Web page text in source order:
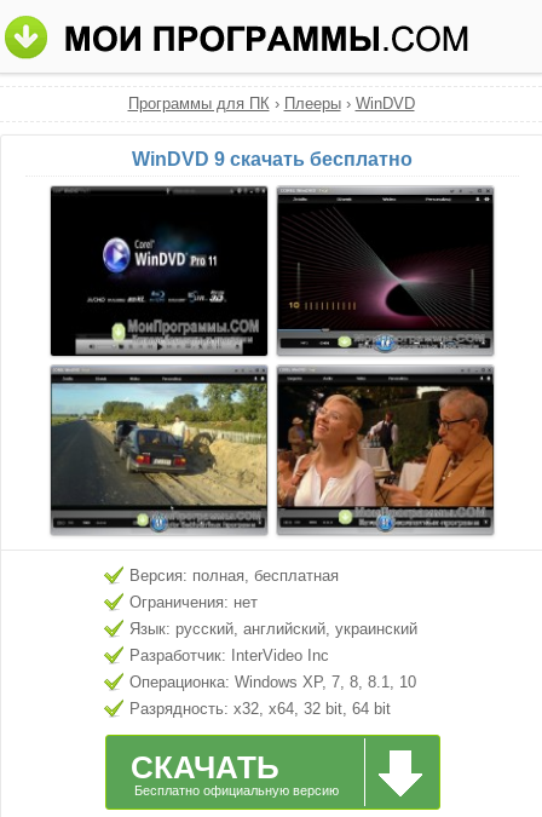
Программы для ПК› Плееры› WinDVD
WinDVD 9 скачать бесплатно
Версия: полная, бесплатная
Ограничения: нет
Язык: русский, английский, украинский
Разработчик: InterVideo Inc
Операционка: Windows XP, 7, 8, 8.1, 10
Разрядность: x32, x64, 32 bit, 64 bit
СКАЧАТЬ
Бесплатно официальную версию